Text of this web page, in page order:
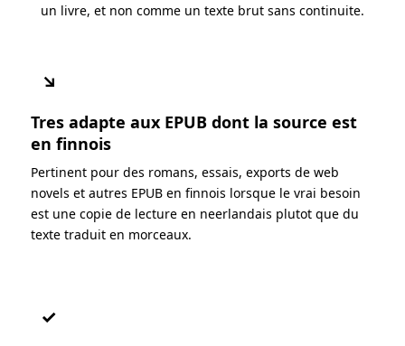
un livre, et non comme un texte brut sans continuite.
↘
Tres adapte aux EPUB dont la source est
en finnois
Pertinent pour des romans, essais, exports de web
novels et autres EPUB en finnois lorsque le vrai besoin
est une copie de lecture en neerlandais plutot que du
texte traduit en morceaux.
✓